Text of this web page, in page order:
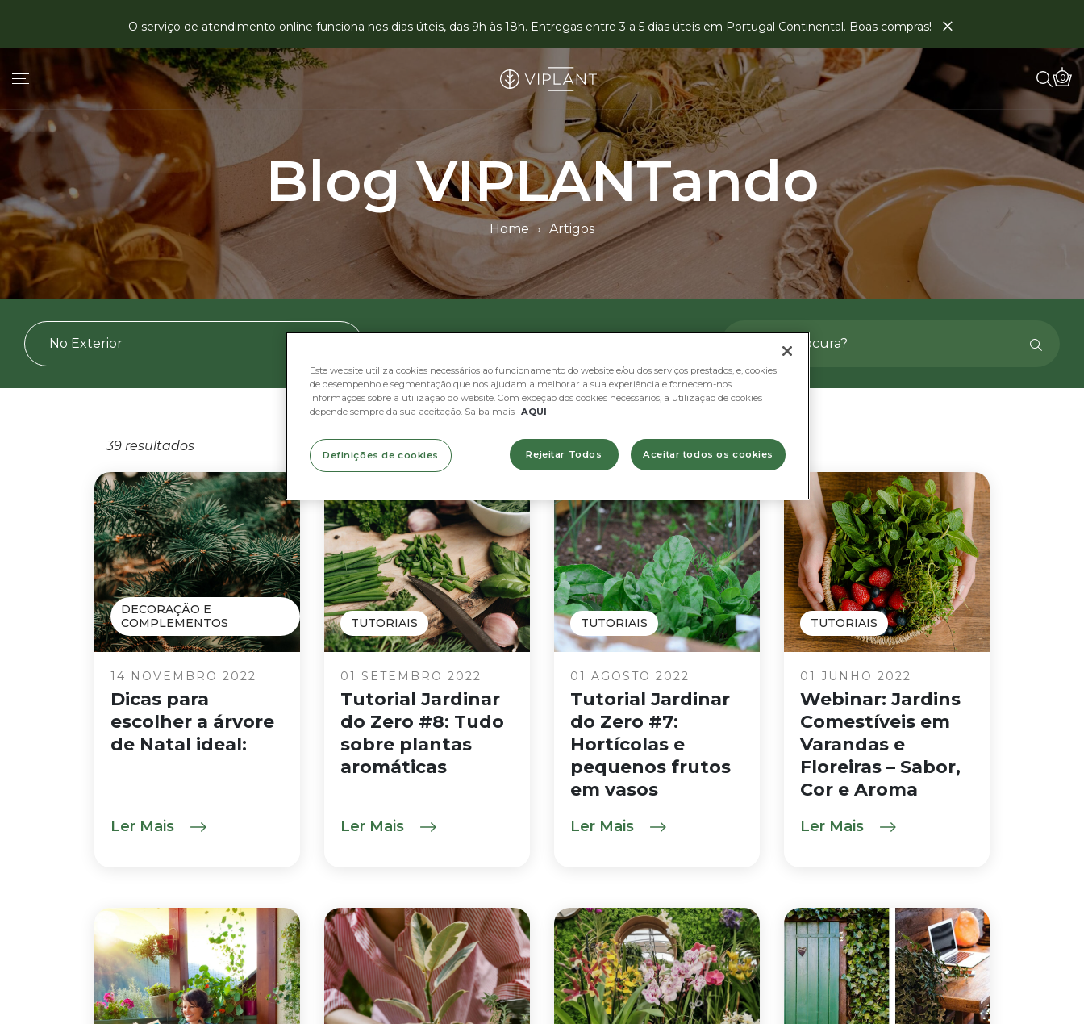
O serviço de atendimento online funciona nos dias úteis, das 9h às 18h. Entregas entre 3 a 5 dias úteis em Portugal Continental. Boas compras! ×
0
Blog VIPLANTando
Home › Artigos
39 resultados
DECORAÇÃO E
COMPLEMENTOS
14 NOVEMBRO 2022
Dicas para
escolher a árvore
de Natal ideal:
Ler Mais
TUTORIAIS
01 SETEMBRO 2022
Tutorial Jardinar
do Zero #8: Tudo
sobre plantas
aromáticas
Ler Mais
TUTORIAIS
01 AGOSTO 2022
Tutorial Jardinar
do Zero #7:
Hortícolas e
pequenos frutos
em vasos
Ler Mais
TUTORIAIS
01 JUNHO 2022
Webinar: Jardins
Comestíveis em
Varandas e
Floreiras – Sabor,
Cor e Aroma
Ler Mais
Este website utiliza cookies necessários ao funcionamento do website e/ou dos serviços prestados, e, cookies
de desempenho e segmentação que nos ajudam a melhorar a sua experiência e fornecem-nos
informações sobre a utilização do website. Com exceção dos cookies necessários, a utilização de cookies
depende sempre da sua aceitação. Saiba mais AQUI
Rejeitar Todos Aceitar todos os cookies
Definições de cookies